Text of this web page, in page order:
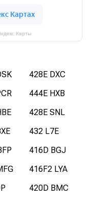
Карты
428E DXC
444E HXB
428E SNL
432 L7E
416D BGJ
416F2 LYA
420D BMC